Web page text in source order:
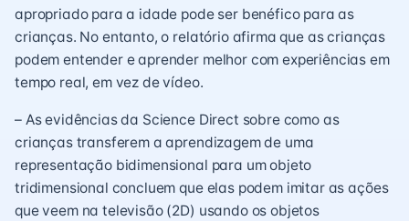
apropriado para a idade pode ser benéfico para as
crianças. No entanto, o relatório afirma que as crianças
podem entender e aprender melhor com experiências em
tempo real, em vez de vídeo.
– As evidências da Science Direct sobre como as
crianças transferem a aprendizagem de uma
representação bidimensional para um objeto
tridimensional concluem que elas podem imitar as ações
que veem na televisão (2D) usando os objetos